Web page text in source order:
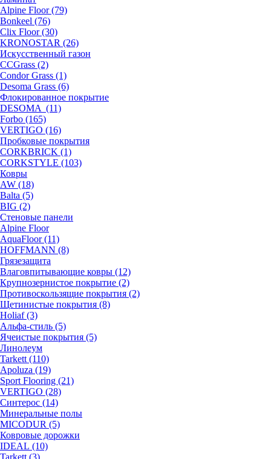
Alpine Floor (79)
Bonkeel (76)
Clix Floor (30)
KRONOSTAR (26)
Искусственный газон
CCGrass (2)
Condor Grass (1)
Desoma Grass (6)
Флокированное покрытие
DESOMA (11)
Forbo (165)
VERTIGO (16)
Пробковые покрытия
CORKBRICK (1)
CORKSTYLE (103)
Ковры
AW (18)
Balta (5)
BIG (2)
Стеновые панели
Alpine Floor
AquaFloor (11)
HOFFMANN (8)
Грязезащита
Влаговпитывающие ковры (12)
Крупнозернистое покрытие (2)
Противоскользящие покрытия (2)
Щетинистые покрытия (8)
Holiaf (3)
Альфа-стиль (5)
Ячеистые покрытия (5)
Линолеум
Tarkett (110)
Apoluza (19)
Sport Flooring (21)
VERTIGO (28)
Синтерос (14)
Минеральные полы
MICODUR (5)
Ковровые дорожки
IDEAL (10)
Tarkett (3)